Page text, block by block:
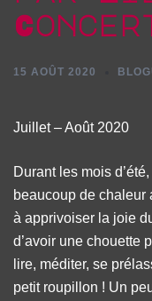
15 AOÛT 2020
Juillet – Août 2020
Durant les mois
beaucoup de chaleur
à apprivoiser la joie
d’avoir une chouette
lire, méditer, se
petit roupillon ! Un